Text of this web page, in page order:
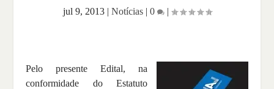
jul 9, 2013| Notícias| 0 |
Pelo presente Edital, na
conformidade do Estatuto